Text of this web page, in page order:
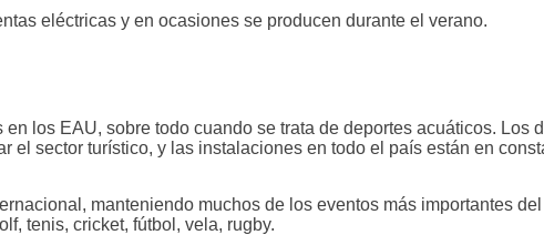
eléctricas y en ocasiones se producen durante el verano.
los EAU, sobre todo cuando se trata de deportes acuáticos. Los
el sector turístico, y las instalaciones en todo el país están en
manteniendo muchos de los eventos más importantes
tenis, cricket, fútbol, vela, rugby.